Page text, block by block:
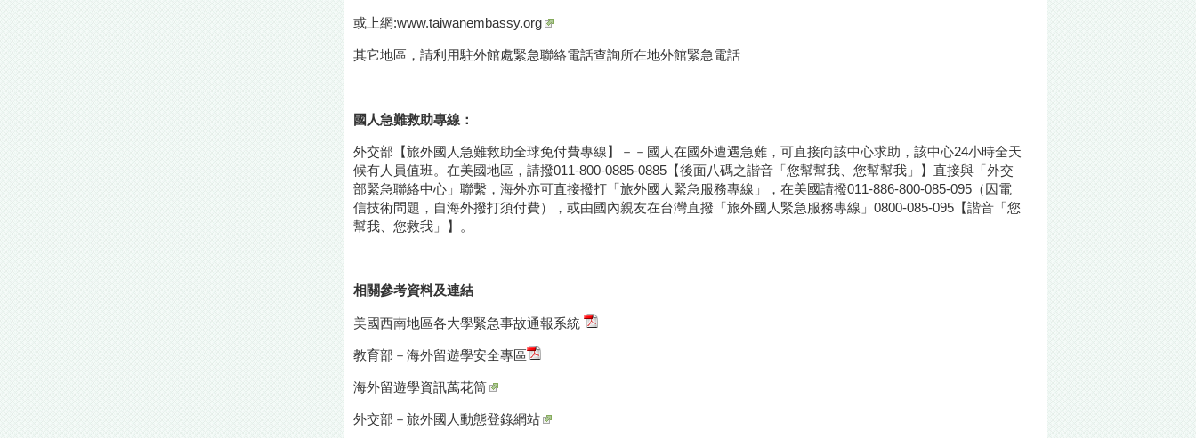
或上網:www.taiwanembassy.org
其它地區，請利用駐外館處緊急聯絡電話查詢所在地外館緊急電話
國人急難救助專線：
外交部【旅外國人急難救助全球免付費專線】－－國人在國外遭遇急難，可直接向該中心求助，該中心24小時全天
候有人員值班。在美國地區，請撥011-800-0885-0885【後面八碼之諧音「您幫幫我、您幫幫我」】直接與「外交
部緊急聯絡中心」聯繫，海外亦可直接撥打「旅外國人緊急服務專線」，在美國請撥011-886-800-085-095（因電
信技術問題，自海外撥打須付費），或由國內親友在台灣直撥「旅外國人緊急服務專線」0800-085-095【諧音「您
幫我、您救我」】。
相關參考資料及連結
美國西南地區各大學緊急事故通報系統
教育部－海外留遊學安全專區
海外留遊學資訊萬花筒
外交部－ 旅外國人動態登錄網站